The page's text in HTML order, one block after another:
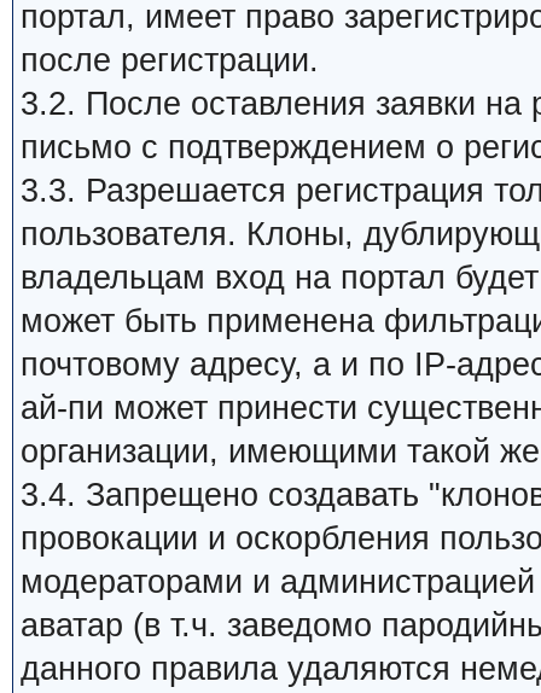
портал, имеет право
после регистрации.
3.2. После оставления заявки на
письмо с подтверждением о
3.3. Разрешается регистрация
пользователя. Клоны,
владельцам вход на портал
может быть применена
почтовому адресу, а и по IP-
ай-пи может принести
организации, имеющими такой
3.4. Запрещено создавать
провокации и оскорбления
модераторами и
аватар (в т.ч. заведомо
данного правила удаляются